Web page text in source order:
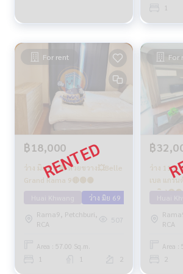
1
For rent
฿18,000
ว่าง มิย 69 🟡 ห้วยขวาง💥Belle
Grand Rama 9🔴🟢🟡
ว่าง มิย 69
Rama9, Petchburi,
RCA
507
Area : 57.00 Sq.m.
1 1 2
For
฿
ว่าง 11 ส.
เบล แกรน
เวนิว
RCA
Area :
2